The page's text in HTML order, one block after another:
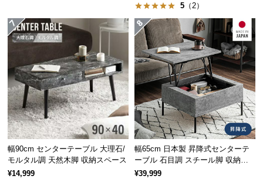
広々使える天板サイズ
ノートPCも余裕で置ける広々とした天板。本やコップを置いてもゆと
りのあるサイズ感です。
5 （2）
幅90cm センターテーブル 大理石/
モルタル調 天然木脚 収納スペース
¥14,999
幅65cm 日本製 昇降式センターテ
ーブル 石目調 スチール脚 収納ス
ペース 高さ34~54.5cm
¥39,999